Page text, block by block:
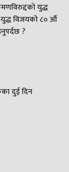
युद्ध
युद्ध विजयको ८० औं
?
दुई दिन